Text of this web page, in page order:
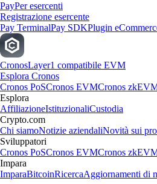
PayPer esercenti
Registrazione esercente
Pay TerminalPay SDKPlugin
CronosLayer1 compatibile EVM
Esplora Cronos
Cronos PoSCronos EVMCronos
Esplora
AffiliazioneIstituzionaliCustodia
Crypto.com
Chi siamoNotizie aziendaliNovità sui
Sviluppatori
Cronos PoSCronos EVMCronos
Impara
ImparaBitcoinRicercaAggiornamenti di